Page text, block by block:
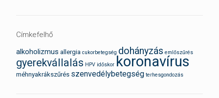
Címkefelhő
alkoholizmus allergia cukorbetegség dohányzás emlőszűrés
gyerekvállalás HPV időskor koronavírus
méhnyakrákszűrés szenvedélybetegség terhesgondozás